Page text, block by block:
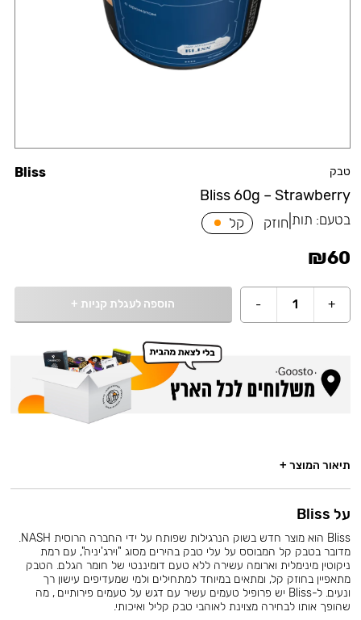
טבק
Bliss 60g – Strawberry
Bliss
בטעם: תות חוזק קל
₪60
+
1
- הוספה לעגלת קניות +
תיאור המוצר +
על Bliss
Bliss הוא מוצר חדש בשוק הנרגילות שפותח על ידי החברה הרוסית NASH.
מדובר בטבק קל המבוסס על עלי טבק בהירים מסוג "וירג'יניה", עם רמת
ניקוטין מינימלית וארומה עשירה ללא טעם דומיננטי של חומר הגלם. הטבק
מתאפיין בחוזק קל, ומתאים במיוחד למתחילים ולמי שמעדיפים עישון רך
ונעים. ל-Bliss יש פרופיל טעמים עשיר עם דגש על טעמים פירותיים , מה
שהופך אותו לבחירה מצוינת לאוהבי טבק קליל ואיכותי.